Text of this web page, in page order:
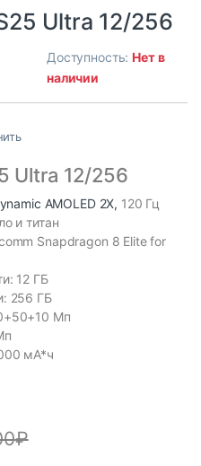
Ultra 12/256
Доступность:Нет в
наличии
Ultra 12/256
AMOLED 2X, 120 Гц
и титан
Snapdragon 8 Elite for
12 ГБ
256 ГБ
Мп
мА*ч
₽